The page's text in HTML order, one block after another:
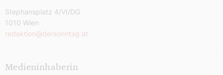
Stephansplatz 4/VI/DG
1010 Wien
redaktion@dersonntag.at
Medieninhaberin